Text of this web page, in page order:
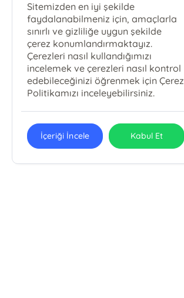
Sitemizden en iyi şekilde
faydalanabilmeniz için, amaçlarla
sınırlı ve gizliliğe uygun şekilde
çerez konumlandırmaktayız.
Çerezleri nasıl kullandığımızı
incelemek ve çerezleri nasıl kontrol
edebileceğinizi öğrenmek için Çerez
Politikamızı inceleyebilirsiniz.
İçeriği İncele Kabul Et